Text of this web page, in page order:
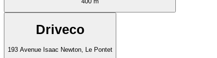
Driveco
193 Avenue Isaac Newton, Le Pontet